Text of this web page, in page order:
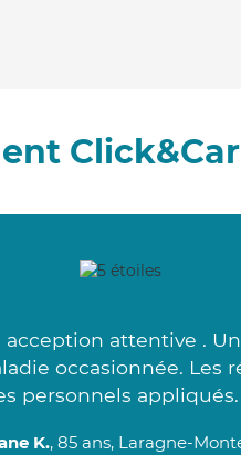
attentive .
occasionnée. Les
personnels appliqués.
K., 85 ans, Laragne-